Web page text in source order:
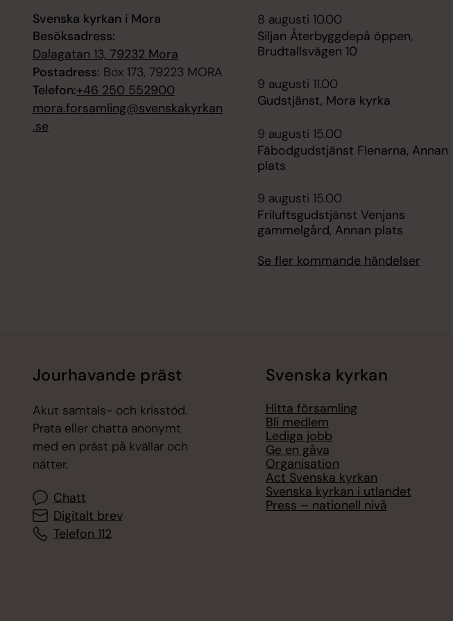
Svenska kyrkan i Mora
Besöksadress:
Dalagatan 13, 79232 Mora
Postadress: Box 173, 79223 MORA
Telefon:+46 250 552900
mora.forsamling@svenskakyrkan
.se
8 augusti 10.00
Siljan Återbyggdepå öppen,
Brudtallsvägen 10
9 augusti 11.00
Gudstjänst, Mora kyrka
9 augusti 15.00
Fäbodgudstjänst Flenarna, Annan
plats
9 augusti 15.00
Friluftsgudstjänst Venjans
gammelgård, Annan plats
Se fler kommande händelser
Jourhavande präst
Akut samtals- och krisstöd.
Prata eller chatta anonymt
med en präst på kvällar och
nätter.
Chatt
Digitalt brev
Telefon 112
Svenska kyrkan
Hitta församling
Bli medlem
Lediga jobb
Ge en gåva
Organisation
Act Svenska kyrkan
Svenska kyrkan i utlandet
Press – nationell nivå